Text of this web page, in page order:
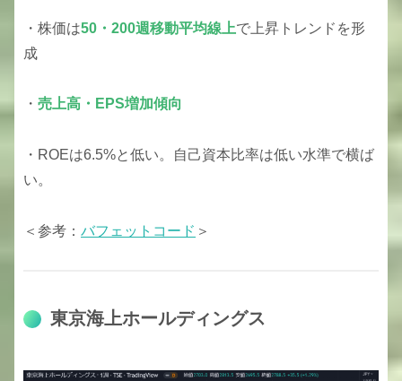
・株価は50・200週移動平均線上で上昇トレンドを形
成
・ 売上高・EPS増加傾向
・ROEは6.5%と低い。自己資本比率は低い水準で横ば
い。
＜参考： バフェットコード ＞
東京海上ホールディングス